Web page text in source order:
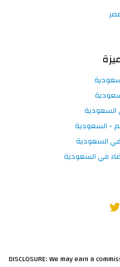
- السعودية
السعودية
في السعودية
DISCLOSURE: We may earn a